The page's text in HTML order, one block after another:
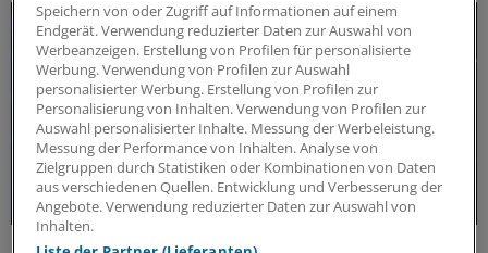
Forschungs-Update
Speichern von oder Zugriff auf Informationen auf einem
Endgerät. Verwendung reduzierter Daten zur Auswahl von
Werbeanzeigen. Erstellung von Profilen für personalisierte
Werbung. Verwendung von Profilen zur Auswahl
personalisierter Werbung. Erstellung von Profilen zur
Personalisierung von Inhalten. Verwendung von Profilen zur
Auswahl personalisierter Inhalte. Messung der Werbeleistung.
Messung der Performance von Inhalten. Analyse von
Zielgruppen durch Statistiken oder Kombinationen von Daten
aus verschiedenen Quellen. Entwicklung und Verbesserung der
Angebote. Verwendung reduzierter Daten zur Auswahl von
Inhalten.